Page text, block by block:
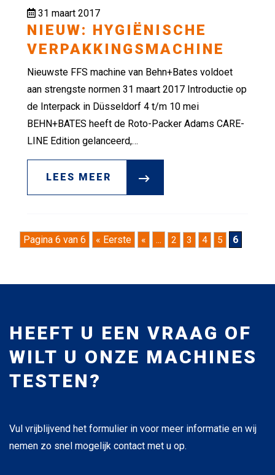
31 maart 2017
NIEUW: HYGIËNISCHE
VERPAKKINGSMACHINE
Nieuwste FFS machine van Behn+Bates voldoet
aan strengste normen 31 maart 2017 Introductie op
de Interpack in Düsseldorf 4 t/m 10 mei
BEHN+BATES heeft de Roto-Packer Adams CARE-
LINE Edition gelanceerd,…
LEES MEER
Pagina 6 van 6 « Eerste « ... 2 3 4 5 6
HEEFT U EEN VRAAG OF
WILT U ONZE MACHINES
TESTEN?
Vul vrijblijvend het formulier in voor meer informatie en wij
nemen zo snel mogelijk contact met u op.